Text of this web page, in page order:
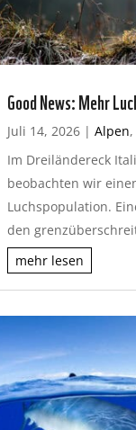
Good News: Mehr
Juli 14, 2026| Alpen,
Im Dreiländereck
beobachten wir
Luchspopulation.
den
mehr lesen